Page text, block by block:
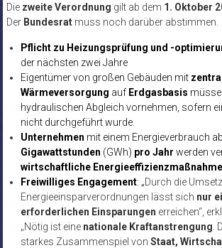
Die zweite Verordnung gilt ab dem 1. Oktober
Der Bundesratmuss noch darüber abstimmen.
Pflicht zu Heizungsprüfung und -
der nächsten zwei Jahre
Eigentümer von großen Gebäuden mit
Wärmeversorgung auf Erdgasbasis
hydraulischen Abgleich vornehmen, sofern
nicht durchgeführt wurde.
Unternehmen mit einem Energieverbrauch ab
Gigawattstunden (GWh) pro Jahr werden
wirtschaftliche
Freiwilliges Engagement: „Durch die
Energieeinsparverordnungen lässt sich nur
erforderlichen Einsparungen erreichen“,
„Nötig ist eine nationale Kraftanstrengung .
starkes Zusammenspiel von Staat,